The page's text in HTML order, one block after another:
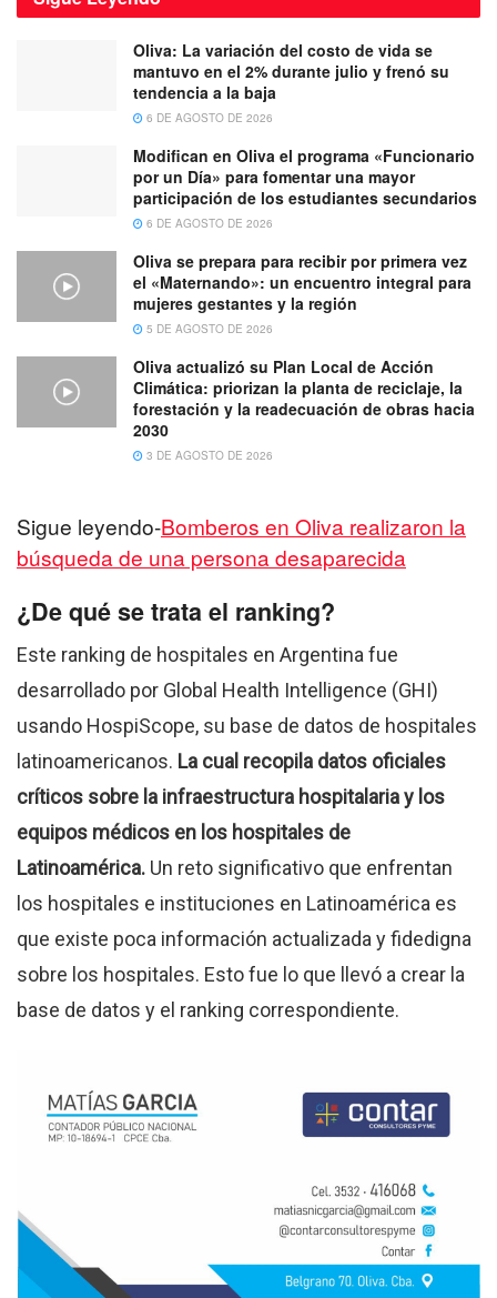
Oliva: La variación del costo de vida se
mantuvo en el 2% durante julio y frenó su
tendencia a la baja
6 DE AGOSTO DE 2026
Modifican en Oliva el programa «Funcionario
por un Día» para fomentar una mayor
participación de los estudiantes secundarios
6 DE AGOSTO DE 2026
Oliva se prepara para recibir por primera vez
el «Maternando»: un encuentro integral para
mujeres gestantes y la región
5 DE AGOSTO DE 2026
Oliva actualizó su Plan Local de Acción
Climática: priorizan la planta de reciclaje, la
forestación y la readecuación de obras hacia
2030
3 DE AGOSTO DE 2026
Sigue leyendo-Bomberos en Oliva realizaron la
búsqueda de una persona desaparecida
¿De qué se trata el ranking?
Este ranking de hospitales en Argentina fue
desarrollado por Global Health Intelligence (GHI)
usando HospiScope, su base de datos de hospitales
latinoamericanos. La cual recopila datos oficiales
críticos sobre la infraestructura hospitalaria y los
equipos médicos en los hospitales de
Latinoamérica. Un reto significativo que enfrentan
los hospitales e instituciones en Latinoamérica es
que existe poca información actualizada y fidedigna
sobre los hospitales. Esto fue lo que llevó a crear la
base de datos y el ranking correspondiente.